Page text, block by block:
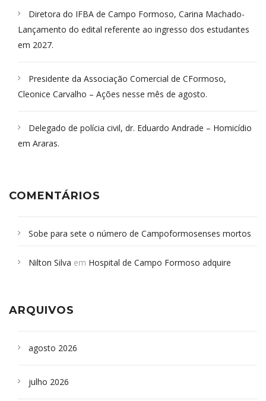
Diretora do IFBA de Campo Formoso, Carina Machado-
Lançamento do edital referente ao ingresso dos estudantes
em 2027.
Presidente da Associação Comercial de CFormoso,
Cleonice Carvalho – Ações nesse mês de agosto.
Delegado de polícia civil, dr. Eduardo Andrade – Homicídio
em Araras.
COMENTÁRIOS
Sobe para sete o número de Campoformosenses mortos
Campoformosenses que morreram em desabamentos são
Nilton Silva em Hospital de Campo Formoso adquire
ARQUIVOS
agosto 2026
julho 2026